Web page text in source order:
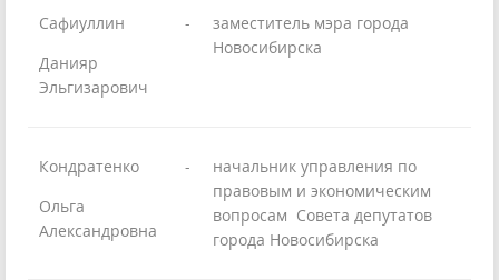
Сафиуллин
Данияр
Эльгизарович
-
заместитель мэра города
Новосибирска
Кондратенко
Ольга
Александровна
-
начальник управления по
правовым и экономическим
вопросам Совета депутатов
города Новосибирска